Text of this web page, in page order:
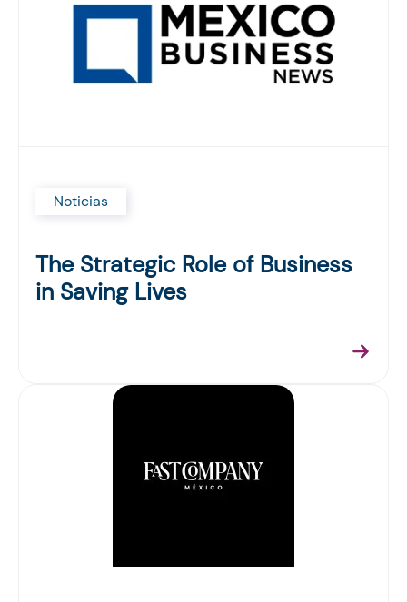
Noticias
The Strategic Role of Business
in Saving Lives